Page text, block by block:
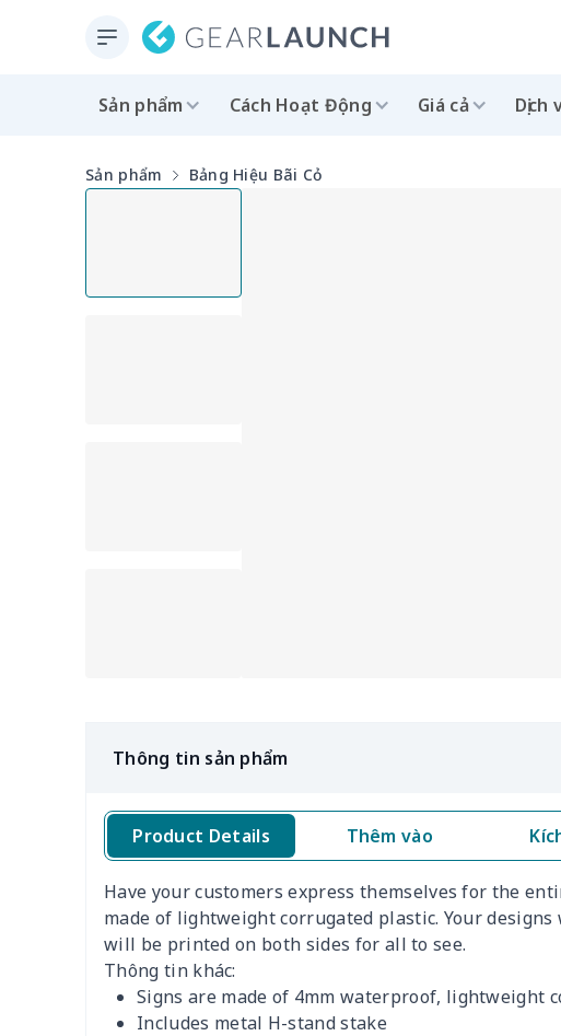
Sản phẩm Cách Hoạt Động Giá cả Dịch
Sản phẩm Bảng Hiệu Bãi Cỏ
Thông tin sản phẩm
Product Details Thêm vào
Have your customers express themselves for the
made of lightweight corrugated plastic. Your
will be printed on both sides for all to see.
Thông tin khác:
Signs are made of 4mm waterproof, lightweight
Includes metal H-stand stake